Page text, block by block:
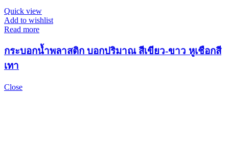
Quick view
Add to wishlist
Read more
กระบอกน้ำพลาสติก บอกปริมาณ สีเขียว-ขาว หูเชือกสี
เทา
Close